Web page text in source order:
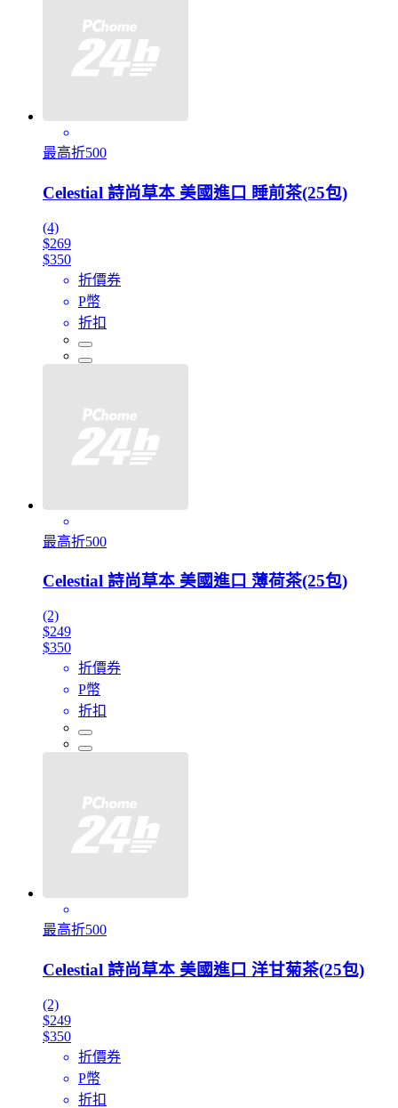
最高折500
Celestial 詩尚草本 美國進口 睡前茶(25包)
(4)
$269
$350
折價券
P幣
折扣
最高折500
Celestial 詩尚草本 美國進口 薄荷茶(25包)
(2)
$249
$350
折價券
P幣
折扣
最高折500
Celestial 詩尚草本 美國進口 洋甘菊茶(25包)
(2)
$249
$350
折價券
P幣
折扣